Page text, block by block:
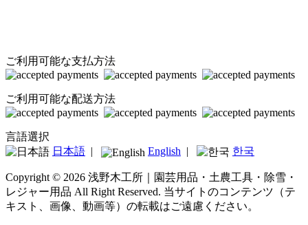
ご利用可能な支払方法
ご利用可能な配送方法
言語選択
日本語 | English | 한국
Copyright © 2026 浅野木工所｜園芸用品・土農工具・除雪・
レジャー用品 All Right Reserved. 当サイトのコンテンツ（テ
キスト、画像、動画等）の転載はご遠慮ください。